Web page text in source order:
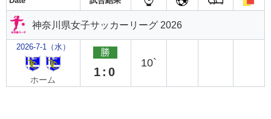
神奈川県女子サッカーリーグ 2026
2026-7-1（水）
ホーム
勝
1:0
10`